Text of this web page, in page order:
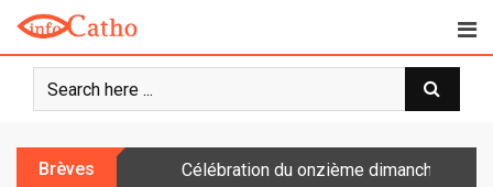
Brèves Célébration du onzième dimanche